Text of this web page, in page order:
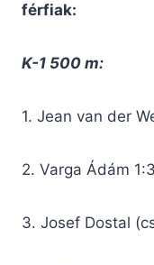
férfiak:
K-1 500 m:
1. Jean van der
2. Varga Ádám
3. Josef Dostal